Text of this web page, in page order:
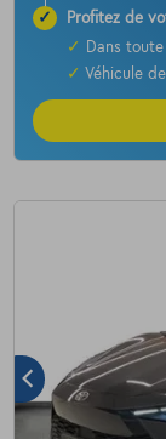
✓
Profitez de
✓
Dans
✓ Véhicule